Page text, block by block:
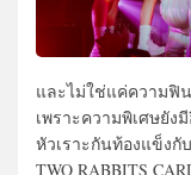
และไม่ใช่แค่ความฟิ
เพราะความพิเศษยัง
หัวเราะกันท้องแข็งกั
TWO RABBITS